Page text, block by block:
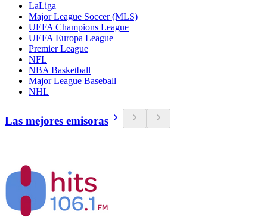
LaLiga
Major League Soccer (MLS)
UEFA Champions League
UEFA Europa League
Premier League
NFL
NBA Basketball
Major League Baseball
NHL
Las mejores emisoras